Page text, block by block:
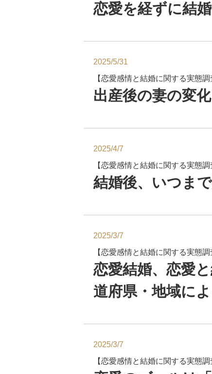
恋愛を経ずに結
2025/5/31
【恋愛感情と結婚に関する実態調
出産後の妻の変
2025/4/7
【恋愛感情と結婚に関する実態調
結婚後、いつま
2025/3/7
【恋愛感情と結婚に関する実態調
恋愛結婚、恋愛
道府県・地域に
2025/3/7
【恋愛感情と結婚に関する実態調